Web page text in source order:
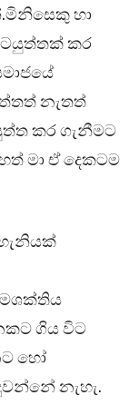
හා
කර
නැතත්
කර ගැනීමට
මා ඒ දෙකටම
ගිය විට
හෝ
නැහැ.